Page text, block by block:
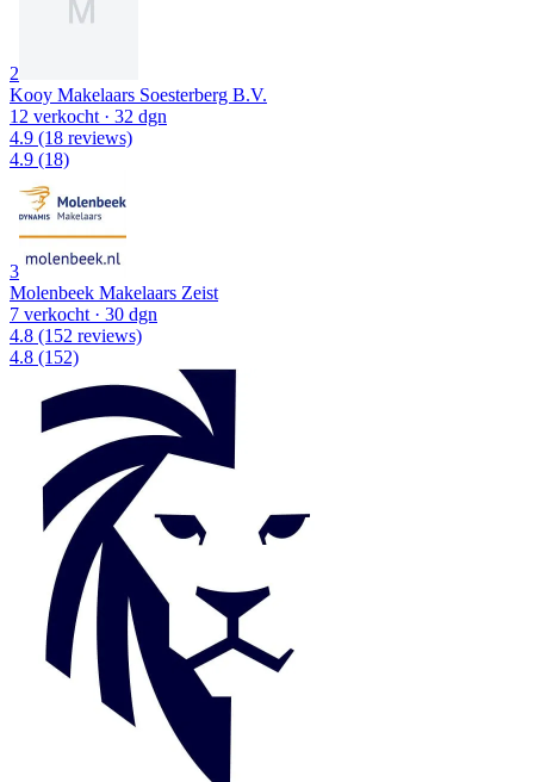
2
Kooy Makelaars Soesterberg B.V.
12 verkocht· 32 dgn
4.9 (18 reviews)
4.9 (18)
3
Molenbeek Makelaars Zeist
7 verkocht· 30 dgn
4.8 (152 reviews)
4.8 (152)